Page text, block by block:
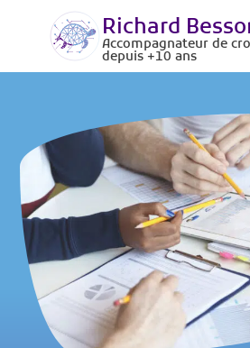
Richard
Accompagnateur de
depuis +10 ans